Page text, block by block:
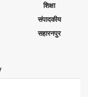
शिक्षा
संपादकीय
सहारनपुर